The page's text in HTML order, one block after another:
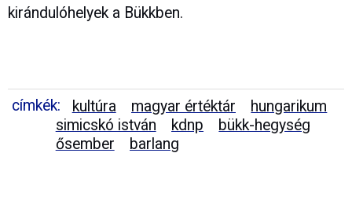
kirándulóhelyek a Bükkben.
címkék: kultúra magyar értéktár
hungarikum
simicskó istván
kdnp
bükk-hegység
ősember
barlang